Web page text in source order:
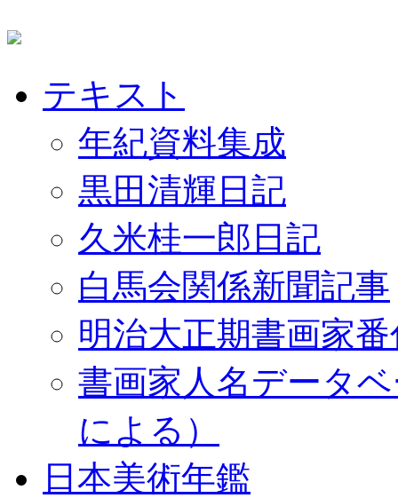
テキスト
年紀資料集成
黒田清輝日記
久米桂一郎日記
白馬会関係新聞記事
明治大正期書画家
書画家人名データ
による）
日本美術年鑑